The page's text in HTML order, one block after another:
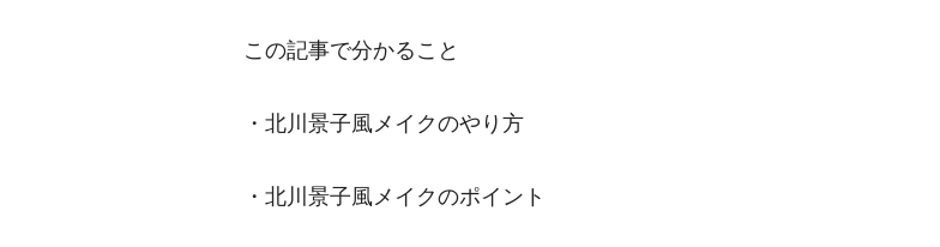
この記事で分かること
・北川景子風メイクのやり方
・北川景子風メイクのポイント